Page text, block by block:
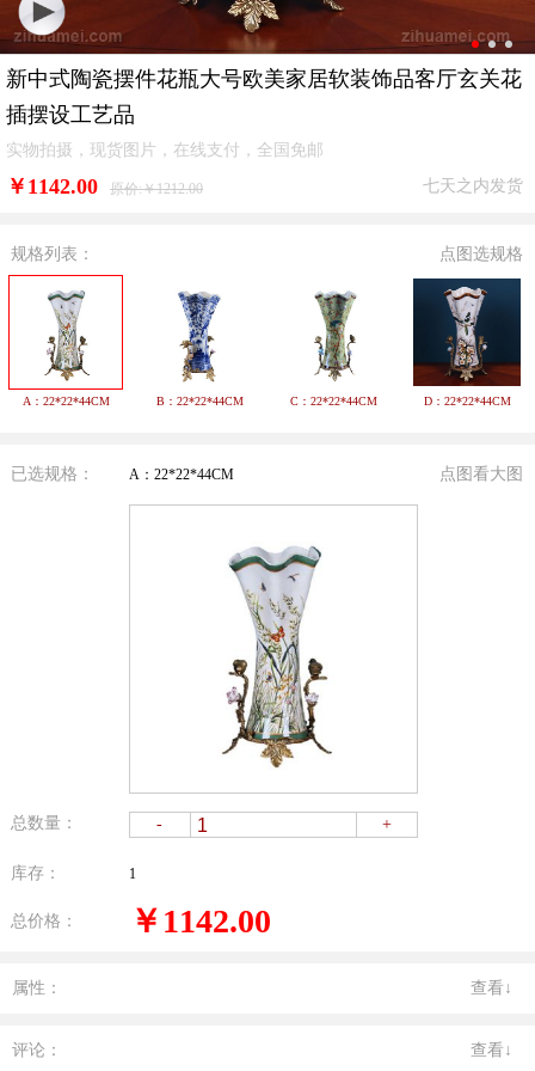
新中式陶瓷摆件花瓶大号欧美家居软装饰品客厅玄关花
插摆设工艺品
实物拍摄，现货图片，在线支付，全国免邮
￥ 1142.00 原价:￥1212.00 七天之内发货
规格列表： 点图选规格
A：22*22*44CM B：22*22*44CM C：22*22*44CM D：22*22*44CM
已选规格： A：22*22*44CM 点图看大图
总数量： - +
库存： 1
总价格： ￥1142.00
属性： 查看↓
评论： 查看↓